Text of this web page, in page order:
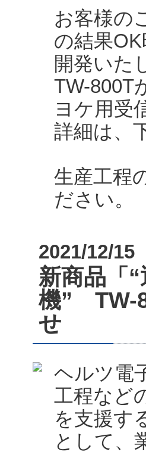
お客様の
の結果
開発いた
TW-800T
ヨケ用受
詳細は、
生産工程
ださい。
2021/12/15
新商品「
機” TW-
せ
ヘルツ電
工程など
を支援す
として、